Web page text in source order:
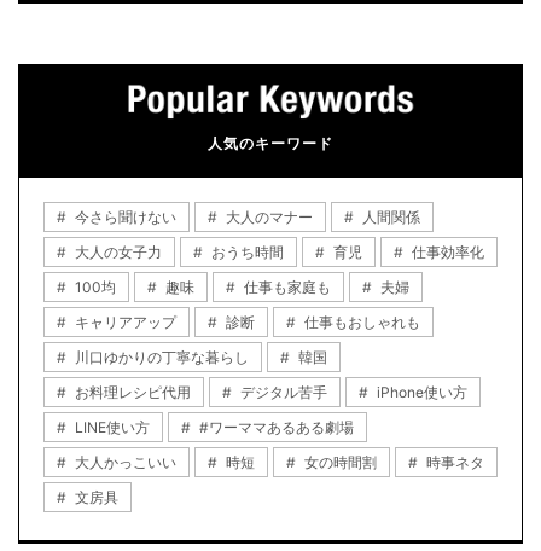
人気のキーワード
今さら聞けない 大人のマナー
人間関係
大人の女子力
おうち時間 育児
仕事効率化
100均
趣味 仕事も家庭も
夫婦
キャリアアップ
診断
仕事もおしゃれも
川口ゆかりの丁寧な暮らし
韓国
お料理レシピ代用
デジタル苦手
iPhone使い方
LINE使い方
#ワーママあるある劇場
大人かっこいい
時短 女の時間割
時事ネタ
文房具